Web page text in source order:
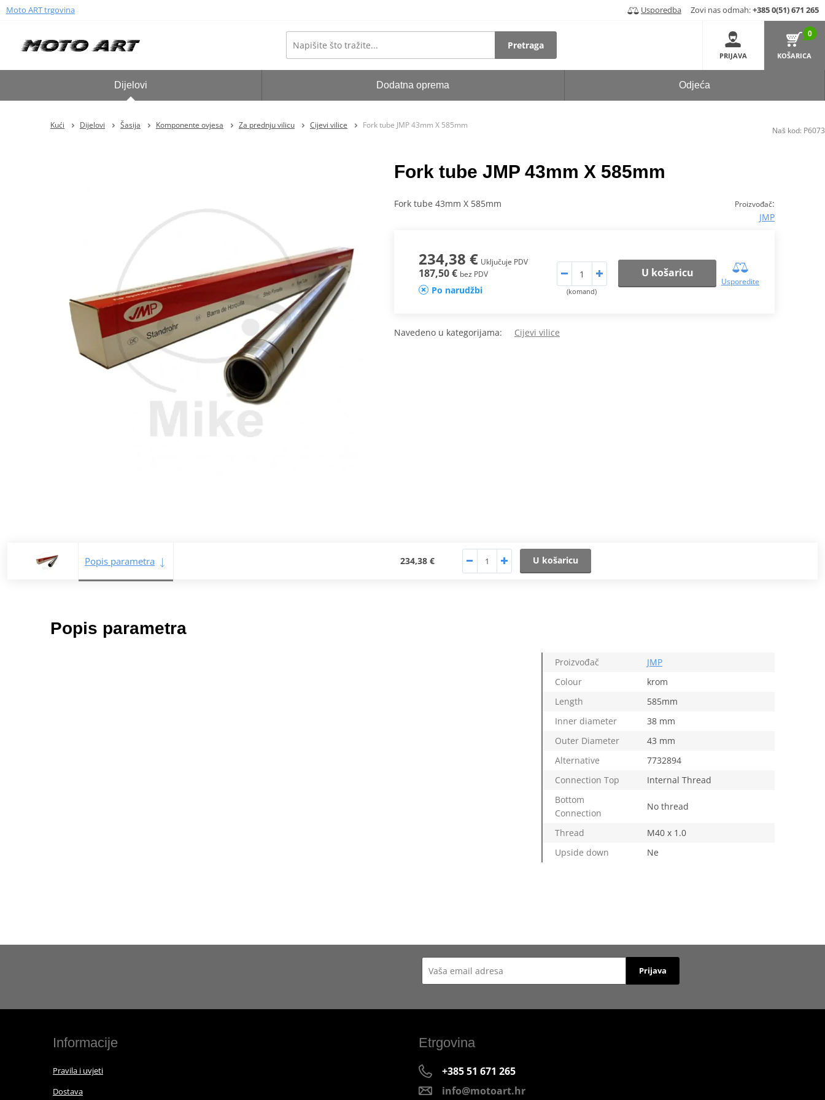
Moto ART trgovina Usporedba Zovi nas odmah:+385 0(51) 671 265
Pretraga
PRIJAVA
0
KOŠARICA
Dijelovi Dodatna oprema Odjeća
Kući Dijelovi Šasija Komponente ovjesa Za prednju vilicu Cijevi vilice Fork tube JMP 43mm X 585mm
Fork tube JMP 43mm X 585mm
Proizvođač:
JMP
Fork tube 43mm X 585mm
234,38 € Uključuje PDV
187,50 € bez PDV
Po narudžbi (komand)
U košaricu
Usporedite
Navedeno u kategorijama: Cijevi vilice
Popis parametra 234,38 € U košaricu
Popis parametra
Proizvođač
JMP
Colour
krom
Length
585mm
Inner diameter
38 mm
Outer Diameter
43 mm
Alternative
7732894
Connection Top
Internal Thread
Bottom
Connection
No thread
Thread
M40 x 1.0
Upside down
Ne
Naš kod: P6073
Prijava
Informacije
Pravila i uvjeti
Dostava
Etrgovina
+385 51 671 265
info@motoart.hr